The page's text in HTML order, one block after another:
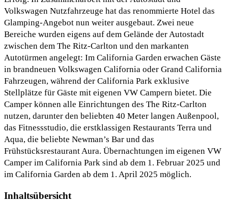
Volkswagen Nutzfahrzeuge hat das renommierte Hotel das
Glamping-Angebot nun weiter ausgebaut. Zwei neue
Bereiche wurden eigens auf dem Gelände der Autostadt
zwischen dem The Ritz-Carlton und den markanten
Autotürmen angelegt: Im California Garden erwachen Gäste
in brandneuen Volkswagen California oder Grand California
Fahrzeugen, während der California Park exklusive
Stellplätze für Gäste mit eigenen VW Campern bietet. Die
Camper können alle Einrichtungen des The Ritz-Carlton
nutzen, darunter den beliebten 40 Meter langen Außenpool,
das Fitnessstudio, die erstklassigen Restaurants Terra und
Aqua, die beliebte Newman’s Bar und das
Frühstücksrestaurant Aura. Übernachtungen im eigenen VW
Camper im California Park sind ab dem 1. Februar 2025 und
im California Garden ab dem 1. April 2025 möglich.
Inhaltsübersicht